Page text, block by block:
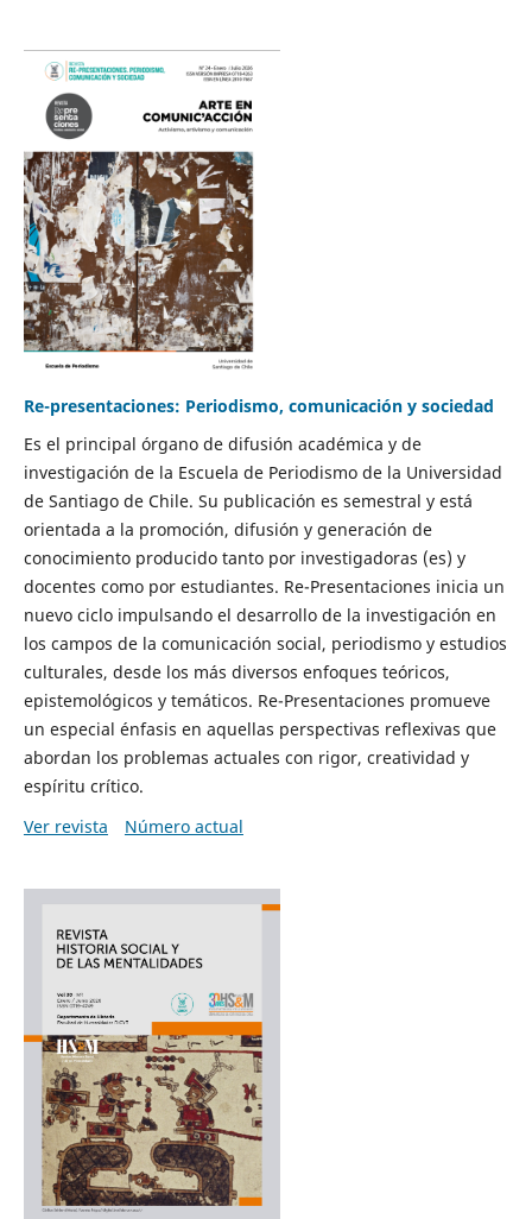
Re-presentaciones: Periodismo, comunicación y sociedad
Es el principal órgano de difusión académica y de
investigación de la Escuela de Periodismo de la Universidad
de Santiago de Chile. Su publicación es semestral y está
orientada a la promoción, difusión y generación de
conocimiento producido tanto por investigadoras (es) y
docentes como por estudiantes. Re-Presentaciones inicia un
nuevo ciclo impulsando el desarrollo de la investigación en
los campos de la comunicación social, periodismo y estudios
culturales, desde los más diversos enfoques teóricos,
epistemológicos y temáticos. Re-Presentaciones promueve
un especial énfasis en aquellas perspectivas reflexivas que
abordan los problemas actuales con rigor, creatividad y
espíritu crítico.
Ver revista
Número actual